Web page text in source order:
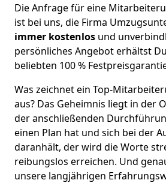
Die Anfrage für eine
ist bei uns, die Firma
immer kostenlos und
persönliches Angebot erhältst
beliebten 100 %
Was zeichnet ein Top-
aus? Das Geheimnis liegt in der
der anschließenden
einen Plan hat und sich bei der
daranhält, der wird die Worte
reibungslos erreichen. Und
unsere langjährigen